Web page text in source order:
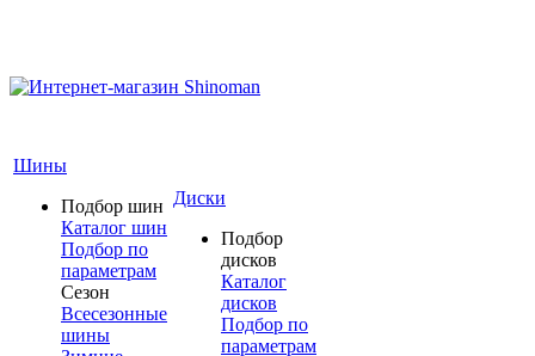
Шины
Подбор шин
Каталог шин
Подбор по
параметрам
Сезон
Всесезонные
шины
Диски
Подбор
дисков
Каталог
дисков
Подбор по
параметрам